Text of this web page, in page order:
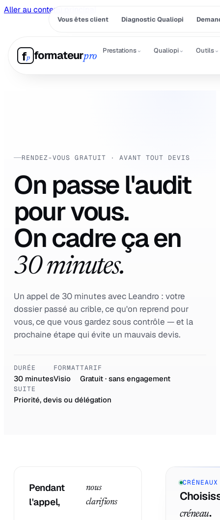
Aller au contenu principal
Vous êtes client Diagnostic Qualiopi
fp formateurpro
Prestations⌄ Qualiopi⌄ Outils⌄
RENDEZ-VOUS GRATUIT · AVANT TOUT DEVIS
On passe l'audit
pour vous.
On cadre ça en
30 minutes.
Un appel de 30 minutes avec Leandro : votre
dossier passé au crible, ce qu'on reprend pour
vous, ce que vous gardez sous contrôle — et la
prochaine étape qui évite un mauvais devis.
DURÉE
30 minutes
FORMAT
Visio
TARIF
Gratuit · sans engagement
SUITE
Priorité, devis ou délégation
Pendant
l'appel,
nous
clarifions
créneau.